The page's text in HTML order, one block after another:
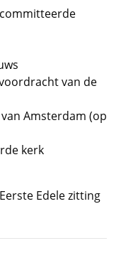
van de
Amsterdam (op
kerk
Edele zitting